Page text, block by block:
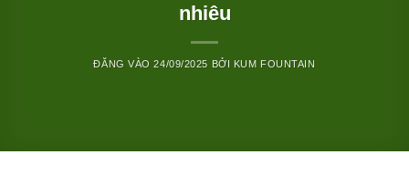
nhiêu
ĐĂNG VÀO24/09/2025 BỞI KUM FOUNTAIN